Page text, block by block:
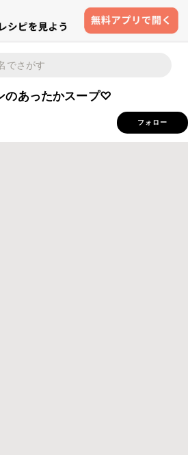
のあったかスープ♡
フォロー